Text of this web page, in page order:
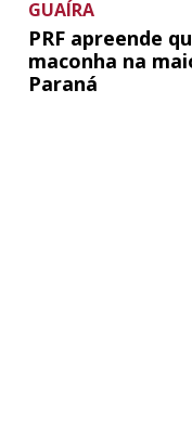
GUAÍRA
PRF apreende
maconha na
Paraná